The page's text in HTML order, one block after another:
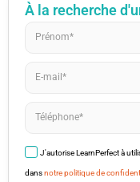
À la recherche
J'autorise LearnPerfect à
dansnotre politique de